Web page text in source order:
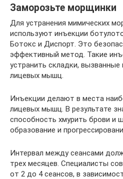
Заморозьте морщинки
Для устранения мимических
используют инъекции
Ботокс и Диспорт. Это
эффективный метод. Такие
устранить складки, вызванные
лицевых мышц.
Инъекции делают в места
лицевых мышц. В результате
способность хмурить брови и
образование и
Интервал между сеансами
трех месяцев. Специалисты
от 2 до 4 сеансов, в